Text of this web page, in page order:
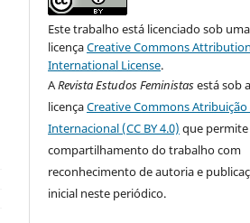
Este trabalho está licenciado sob uma
licençaCreative Commons
International License.
ARevista Estudos Feministasestá sob a
licençaCreative Commons Atribuição
Internacional (CC BY 4.0) que
compartilhamento do trabalho com
reconhecimento de autoria e
inicial neste periódico.